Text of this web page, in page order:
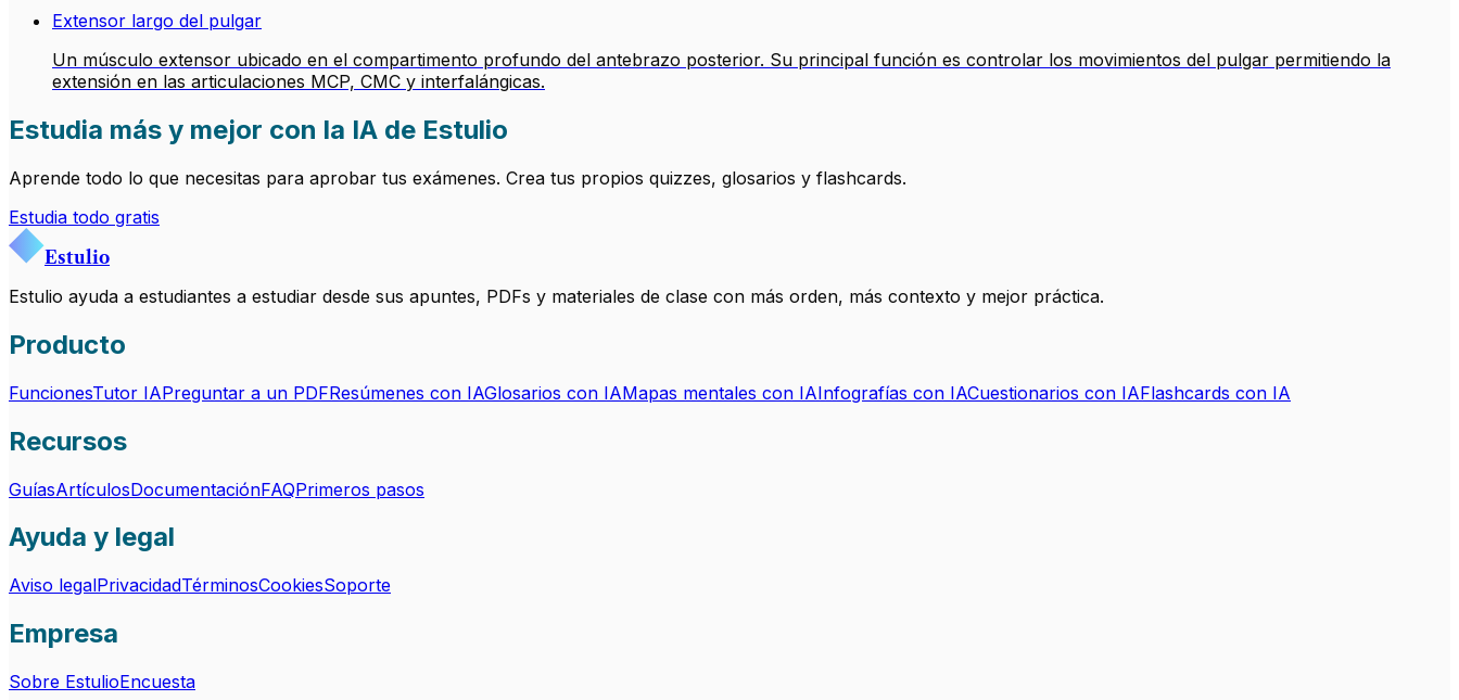
Extensor largo del pulgar
Un músculo extensor ubicado en el compartimento profundo del antebrazo posterior. Su principal función es controlar los movimientos del pulgar permitiendo la
extensión en las articulaciones MCP, CMC y interfalángicas.
Estudia más y mejor con la IA de Estulio
Aprende todo lo que necesitas para aprobar tus exámenes. Crea tus propios quizzes, glosarios y flashcards.
Estudia todo gratis
Estulio
Estulio ayuda a estudiantes a estudiar desde sus apuntes, PDFs y materiales de clase con más orden, más contexto y mejor práctica.
Producto
FuncionesTutor IAPreguntar a un PDFResúmenes con IAGlosarios con IAMapas mentales con IAInfografías con IACuestionarios con IAFlashcards con IA
Recursos
GuíasArtículosDocumentaciónFAQPrimeros pasos
Ayuda y legal
Aviso legalPrivacidadTérminosCookiesSoporte
Empresa
Sobre EstulioEncuesta